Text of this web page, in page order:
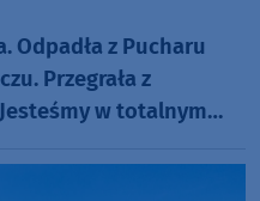
Odpadła z Pucharu
Przegrała z
w totalnym